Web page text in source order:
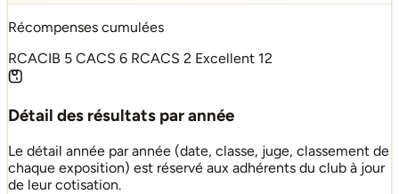
Récompenses cumulées
RCACIB 5 CACS 6 RCACS 2 Excellent 12
Détail des résultats par année
Le détail année par année (date, classe, juge, classement de
chaque exposition) est réservé aux adhérents du club à jour
de leur cotisation.